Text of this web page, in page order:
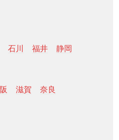
石川 福井 静岡
滋賀 奈良